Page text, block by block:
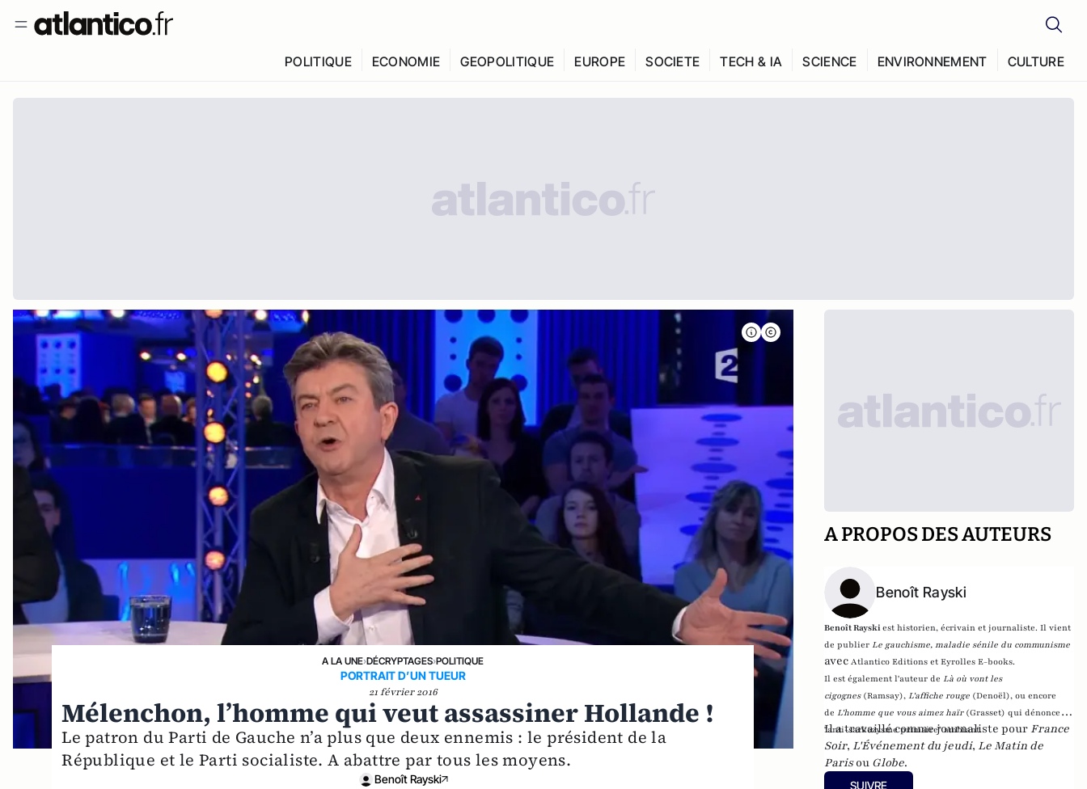
POLITIQUE ECONOMIE GEOPOLITIQUE EUROPE SOCIETE TECH & IA SCIENCE ENVIRONNEMENT CULTURE
A LA UNE›DÉCRYPTAGES›POLITIQUE
PORTRAIT D’UN TUEUR
21 février 2016
Mélenchon, l’homme qui veut assassiner Hollande !
Le patron du Parti de Gauche n’a plus que deux ennemis : le président de la
République et le Parti socialiste. A abattre par tous les moyens.
Benoît Rayski
A PROPOS DES AUTEURS
Benoît Rayski
Benoît Rayskiest historien, écrivain et journaliste. Il vient
de publierLe gauchisme, maladie sénile du communisme
avecAtlantico Editions et Eyrolles E-books.
Il est également l'auteur deLà où vont les
cigognes (Ramsay),L'affiche rouge (Denoël), ou encore
deL'homme que vous aimez haïr (Grasset) qui dénonce l'
"anti-sarkozysme primaire" ambiant.
Il a travaillé comme journaliste pour France
Soir, L'Événement du jeudi, Le Matin de
Parisou Globe.
SUIVRE